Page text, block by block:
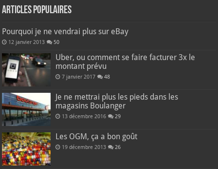
Articles populaires
Pourquoi je ne vendrai plus sur eBay
12 janvier 2013 50
Uber, ou comment se faire facturer 3x le
montant prévu
7 janvier 2017 48
Je ne mettrai plus les pieds dans les
magasins Boulanger
13 décembre 2016 29
Les OGM, ça a bon goût
19 décembre 2013 26